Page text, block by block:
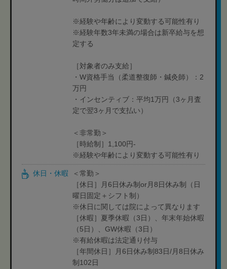
※経験や年齢により変動する可能性有り
※経験年数3年未満の場合は新卒給与を想
定する
［対象者のみ支給］
・W資格手当（柔道整復師・鍼灸師）：2
万円
・インセンティブ：平均1万円（3ヶ月査
定で翌3ヶ月で支払い）
＜非常勤＞
［時給制］1,100円-
※経験や年齢により変動する可能性有り
休日・休暇
＜常勤＞
［休日］月6日休み制or月8日休み制（日
曜日固定＋シフト制）
※休日に関しては院によって異なります
［休暇］夏季休暇（3日）、年末年始休暇
（5日）、GW休暇（3日）
※有給休暇は法定通り付与
［年間休日］月6日休み制83日/月8日休み
制102日